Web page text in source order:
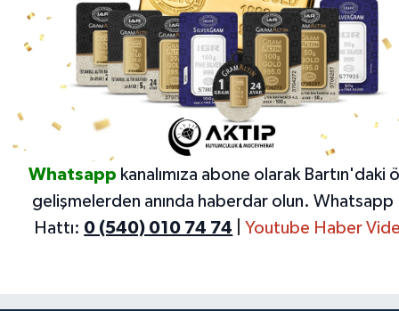
Whatsapp kanalımıza abone olarak Bartın'daki
gelişmelerden anında haberdar olun. Whatsapp
Hattı: 0 (540) 010 74 74 Youtube Haber